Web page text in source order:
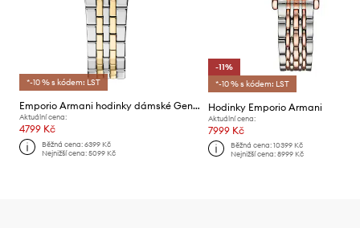
*-10 % s kódem: LST
Emporio Armani hodinky dámské Genni
Aktuální cena:
4799 Kč
Běžná cena:6399 Kč
Nejnižší cena:5099 Kč
-11%
*-10 % s kódem: LST
Hodinky Emporio Armani
Aktuální cena:
7999 Kč
Běžná cena: 10399 Kč
Nejnižší cena: 8999 Kč